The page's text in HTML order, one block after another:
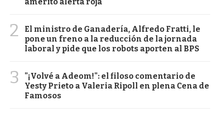
2
El ministro de Ganadería, Alfredo Fratti, le
pone un freno a la reducción de la jornada
laboral y pide que los robots aporten al BPS
3
"¡Volvé a Adeom!": el filoso comentario de
Yesty Prieto a Valeria Ripoll en plena Cena de
Famosos